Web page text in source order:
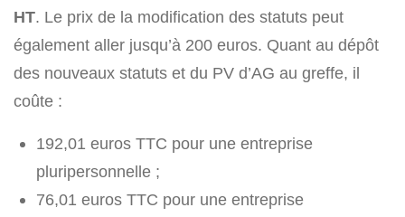
HT. Le prix de la modification des statuts peut
également aller jusqu’à 200 euros. Quant au dépôt
des nouveaux statuts et du PV d’AG au greffe, il
coûte :
192,01 euros TTC pour une entreprise
pluripersonnelle ;
76,01 euros TTC pour une entreprise